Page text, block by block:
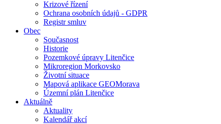
Krizové řízení
Ochrana osobních údajů - GDPR
Registr smluv
Obec
Současnost
Historie
Pozemkové úpravy Litenčice
Mikroregion Morkovsko
Životní situace
Mapová aplikace GEOMorava
Územní plán Litenčice
Aktuálně
Aktuality
Kalendář akcí